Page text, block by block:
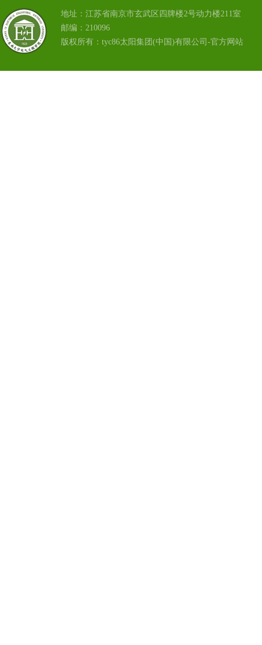
地址：江苏省南京市玄武区四牌楼2号动力楼211室
邮编：210096
版权所有：tyc86太阳集团(中国)有限公司-官方网站